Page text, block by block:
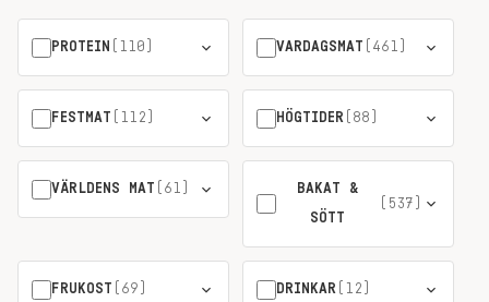
PROTEIN (110) VARDAGSMAT (461)
FESTMAT (112) HÖGTIDER (88)
VÄRLDENS MAT (61)
BAKAT &
SÖTT
(537)
FRUKOST (69) DRINKAR (12)